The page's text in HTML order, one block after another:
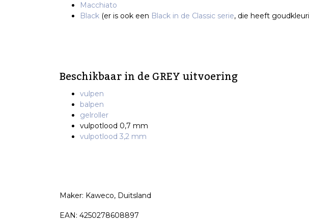
Macchiato
Black (er is ook een Black in de Classic serie, die heeft
Beschikbaar in de GREY uitvoering
vulpen
balpen
gelroller
vulpotlood 0,7 mm
vulpotlood 3,2 mm
Maker: Kaweco, Duitsland
EAN: 4250278608897